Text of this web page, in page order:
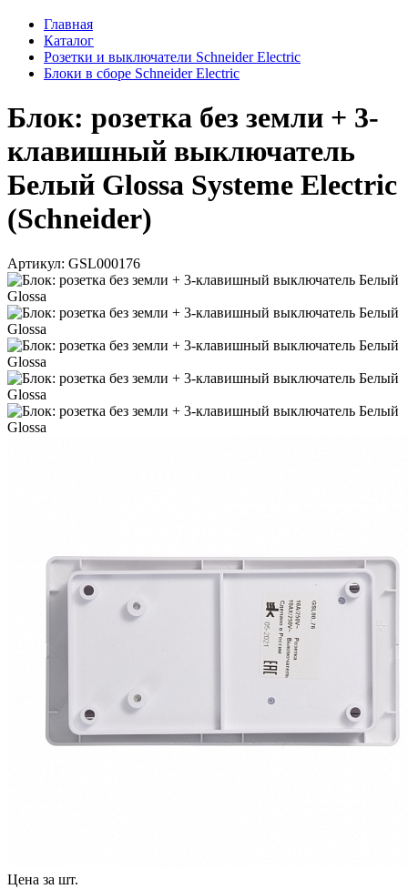
Главная
Каталог
Розетки и выключатели Schneider Electric
Блоки в сборе Schneider Electric
Блок: розетка без земли + 3-
клавишный выключатель
Белый Glossa Systeme Electric
(Schneider)
Артикул: GSL000176
Цена за шт.